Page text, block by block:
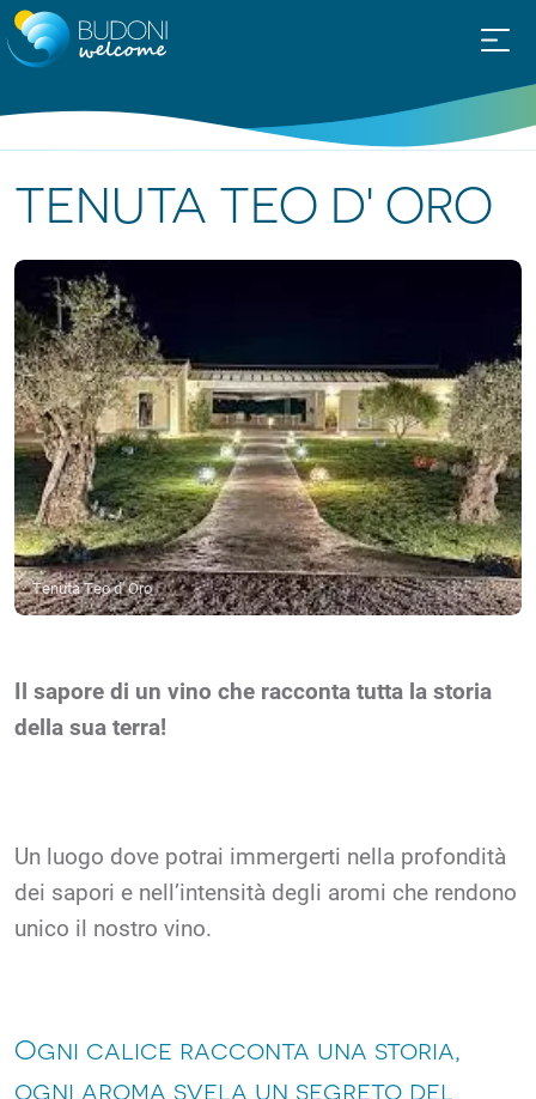
TENUTA TEO D' ORO
Tenuta Teo d' Oro
Il sapore di un vino che racconta tutta la storia
della sua terra!
Un luogo dove potrai immergerti nella profondità
dei sapori e nell’intensità degli aromi che rendono
unico il nostro vino.
Ogni calice racconta una storia,
ogni aroma svela un segreto del